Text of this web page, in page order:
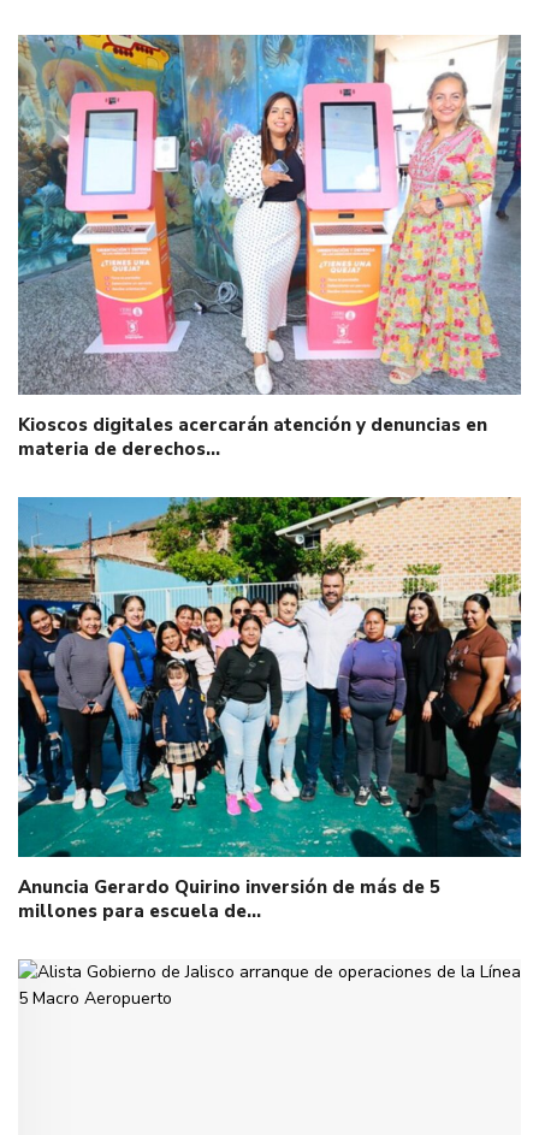
Kioscos digitales acercarán atención y denuncias en
materia de derechos…
Anuncia Gerardo Quirino inversión de más de 5
millones para escuela de…